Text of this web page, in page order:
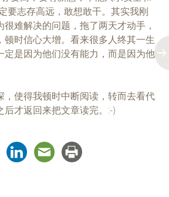
要志存高远，敢想敢干。其实我刚
难解决的问题，拖了两天才动手，
顿时信心大增。看来很多人终其一生
定是因为他们没有能力，而是因为他
，使得我顿时中断阅读，转而去看代
才返回来把文章读完。:-)